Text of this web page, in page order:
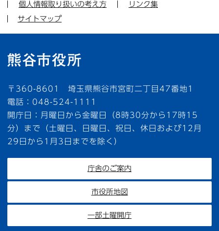
個人情報取り扱いの考え方
リンク集
サイトマップ
〒360-8601 埼玉県熊谷市宮町二丁目47番地1
電話：048-524-1111
開庁日：月曜日から金曜日（8時30分から17時15
分）まで（土曜日、日曜日、祝日、休日および12月
29日から1月3日までを除く）
庁舎のご案内
市役所地図
一部土曜開庁